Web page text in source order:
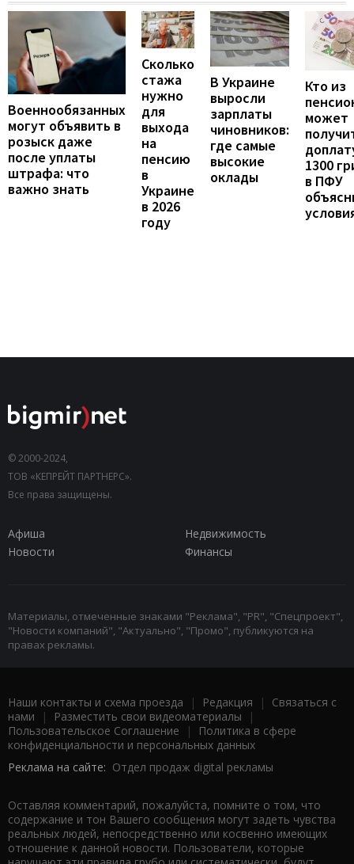
Военнообязанных
могут объявить в
розыск даже
после уплаты
штрафа: что
важно знать
Сколько
стажа
нужно
для
выхода
на
пенсию
в
Украине
в 2026
году
В Украине
выросли
зарплаты
чиновников:
где самые
высокие
оклады
Кто из
может
1300
в ПФУ
© 2000-2024,
ТОВ «КЕПРЕЙТ ПАРТНЕРС».
Все права защищены.
Афиша
Недвижимость
Новости
Финансы
Материалы, отмеченные знаками "Реклама", "PR", "Спецпроект",
"Новости компаний", "Актуально", "Промо", публикуются на
правах рекламы.
Наши контакты и схема проезда | Редакция | Связаться с
нами | Разместить свои видеоматериалы |
Пользовательское Соглашение |
Политика в сфере
конфиденциальности и персональных данных
Реклама на сайте: Отдел продаж digital рекламы
Оставляя комментарий, пожалуйста, помните о том, что
содержание и тон Вашего сообщения могут задеть чувства
реальных людей, непосредственно или косвенно имеющих
отношение к данной новости. Пользователи, которые